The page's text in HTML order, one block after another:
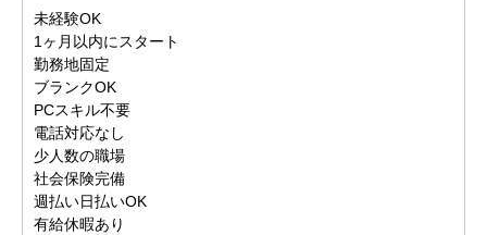
未経験OK
1ヶ月以内にスタート
勤務地固定
ブランクOK
PCスキル不要
電話対応なし
少人数の職場
社会保険完備
週払い日払いOK
有給休暇あり